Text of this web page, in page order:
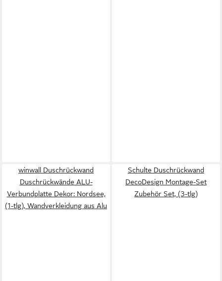
winwall Duschrückwand
Duschrückwände ALU-
Verbundplatte Dekor: Nordsee,
(1-tlg), Wandverkleidung aus Alu
Schulte Duschrückwand
DecoDesign Montage-Set
Zubehör Set, (3-tlg)